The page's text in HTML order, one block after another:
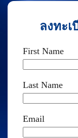
ลงทะ
First Name
Last Name
Email